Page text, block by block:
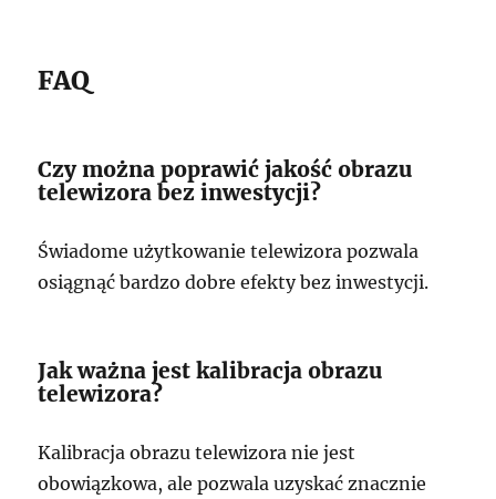
FAQ
Czy można poprawić jakość obrazu
telewizora bez inwestycji?
Świadome użytkowanie telewizora pozwala
osiągnąć bardzo dobre efekty bez inwestycji.
Jak ważna jest kalibracja obrazu
telewizora?
Kalibracja obrazu telewizora nie jest
obowiązkowa, ale pozwala uzyskać znacznie